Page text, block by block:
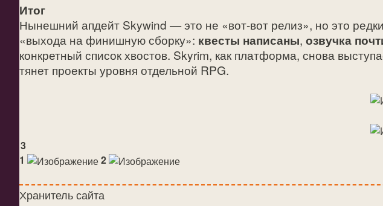
Итог
Нынешний апдейт Skywind — это не «вот-вот релиз», но это
«выхода на финишную сборку»: квесты написаны, озвучка
конкретный список хвостов. Skyrim, как платформа, снова
тянет проекты уровня отдельной RPG.
3
1
2
Хранитель сайта